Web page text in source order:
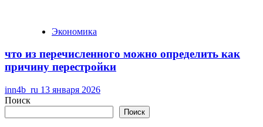
Экономика
что из перечисленного можно определить как
причину перестройки
inn4b_ru 13 января 2026
Поиск
Поиск